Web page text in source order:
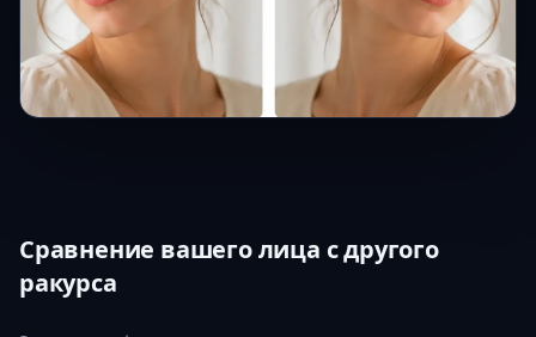
Сравнение вашего лица с другого
ракурса